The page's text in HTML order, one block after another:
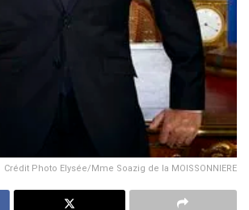
Crédit Photo Elysée/Mme Soazig de la MOISSONNIERE